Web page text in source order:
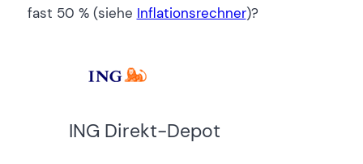
fast 50 % (siehe Inflationsrechner)?
ING Direkt-Depot